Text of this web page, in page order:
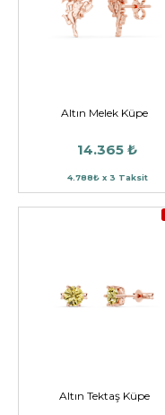
Altın Melek Küpe
14.365 ₺
4.788₺ x 3 Taksit
Altın Tektaş Küpe